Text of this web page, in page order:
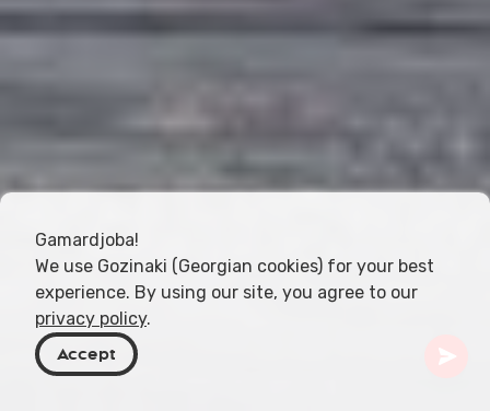
Gamardjoba!
We use Gozinaki (Georgian cookies) for your best
experience. By using our site, you agree to our
privacy policy.
Accept